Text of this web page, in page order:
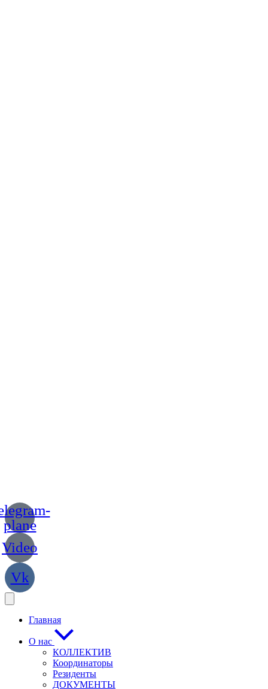
plane
Video
Vk
Главная
О нас
КОЛЛЕКТИВ
Координаторы
Резиденты
ДОКУМЕНТЫ